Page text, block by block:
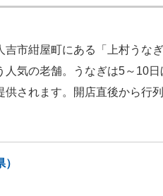
市紺屋町にある「上村うな
人気の老舗。うなぎは5～10
供されます。開店直後から行